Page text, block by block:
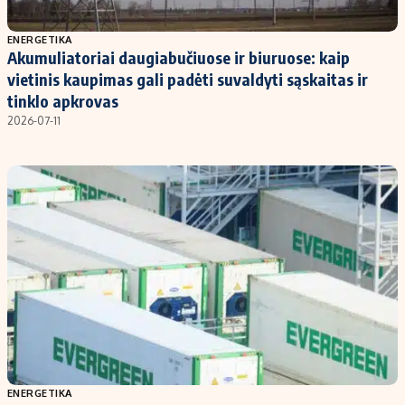
Populiarios temos
Investavimas
Akcijų rinka
Saulės elektrinės
Infliacija
Migracija
Titulinis
Nedarbo išmokos skaičiuoklė
Įdomios naujienos
Redakcija
Apie mus
Redakcijos politika
Privatumo politika
Turinio žymėjimo taisyklės
ENERGETIKA
Akumuliatoriai daugiabučiuose ir biuruose: kaip
vietinis kaupimas gali padėti suvaldyti sąskaitas ir
tinklo apkrovas
2026-07-11
ENERGETIKA